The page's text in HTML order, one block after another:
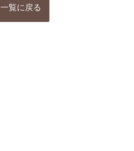
一覧に戻る